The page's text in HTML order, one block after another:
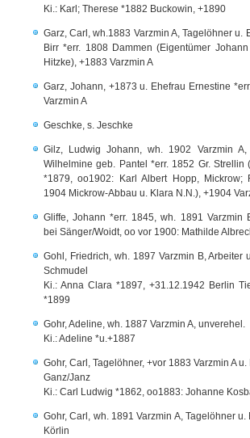
Ki.: Karl; Therese *1882 Buckowin, +1890
Garz, Carl, wh.1883 Varzmin A, Tagelöhner u.
Birr *err. 1808 Dammen (Eigentümer
Hitzke), +1883 Varzmin A
Garz, Johann, +1873 u. Ehefrau Ernestine
Varzmin A
Geschke, s. Jeschke
Gilz, Ludwig Johann, wh. 1902 Varzmin
Wilhelmine geb. Pantel *err. 1852 Gr. Strellin
*1879, oo1902: Karl Albert Hopp, Mickrow;
1904 Mickrow-Abbau u. Klara N.N.), +1904
Gliffe, Johann *err. 1845, wh. 1891 Varzmin
bei Sänger/Woidt, oo vor 1900: Mathilde
Gohl, Friedrich, wh. 1897 Varzmin B, Arbeiter
Schmudel
Ki.: Anna Clara *1897, +31.12.1942 Berlin
*1899
Gohr, Adeline, wh. 1887 Varzmin A, unverehel.
Ki.: Adeline *u.+1887
Gohr, Carl, Tagelöhner, +vor 1883 Varzmin A
Ganz/Janz
Ki.: Carl Ludwig *1862, oo1883: Johanne
Gohr, Carl, wh. 1891 Varzmin A, Tagelöhner
Körlin